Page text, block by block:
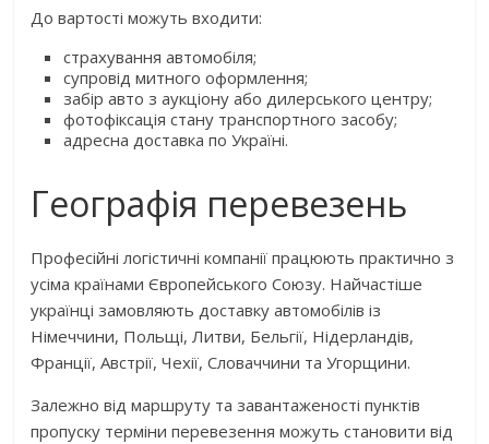
До вартості можуть входити:
страхування автомобіля;
супровід митного оформлення;
забір авто з аукціону або дилерського центру;
фотофіксація стану транспортного засобу;
адресна доставка по Україні.
Географія перевезень
Професійні логістичні компанії працюють практично з
усіма країнами Європейського Союзу. Найчастіше
українці замовляють доставку автомобілів із
Німеччини, Польщі, Литви, Бельгії, Нідерландів,
Франції, Австрії, Чехії, Словаччини та Угорщини.
Залежно від маршруту та завантаженості пунктів
пропуску терміни перевезення можуть становити від